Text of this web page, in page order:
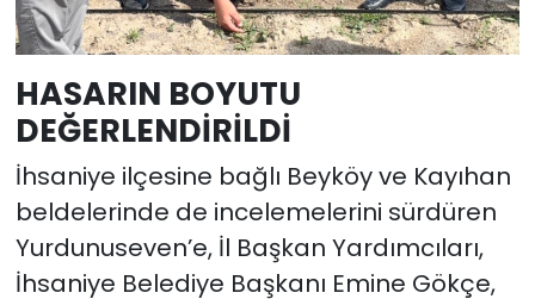
HASARIN BOYUTU
DEĞERLENDİRİLDİ
İhsaniye ilçesine bağlı Beyköy ve Kayıhan
beldelerinde de incelemelerini sürdüren
Yurdunuseven’e, İl Başkan Yardımcıları,
İhsaniye Belediye Başkanı Emine Gökçe,